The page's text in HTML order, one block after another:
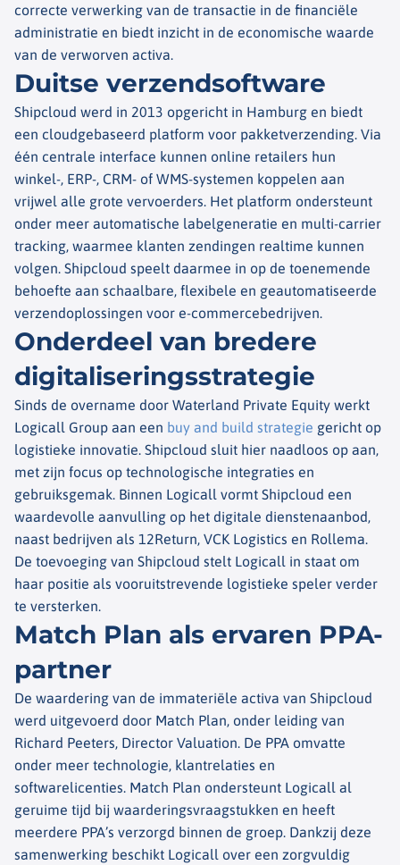
correcte verwerking van de transactie in de financiële
administratie en biedt inzicht in de economische waarde
van de verworven activa.
Duitse verzendsoftware
Shipcloud werd in 2013 opgericht in Hamburg en biedt
een cloudgebaseerd platform voor pakketverzending. Via
één centrale interface kunnen online retailers hun
winkel-, ERP-, CRM- of WMS-systemen koppelen aan
vrijwel alle grote vervoerders. Het platform ondersteunt
onder meer automatische labelgeneratie en multi-carrier
tracking, waarmee klanten zendingen realtime kunnen
volgen. Shipcloud speelt daarmee in op de toenemende
behoefte aan schaalbare, flexibele en geautomatiseerde
verzendoplossingen voor e-commercebedrijven.
Onderdeel van bredere
digitaliseringsstrategie
Sinds de overname door Waterland Private Equity werkt
Logicall Group aan een buy and build strategie gericht op
logistieke innovatie. Shipcloud sluit hier naadloos op aan,
met zijn focus op technologische integraties en
gebruiksgemak. Binnen Logicall vormt Shipcloud een
waardevolle aanvulling op het digitale dienstenaanbod,
naast bedrijven als 12Return, VCK Logistics en Rollema.
De toevoeging van Shipcloud stelt Logicall in staat om
haar positie als vooruitstrevende logistieke speler verder
te versterken.
Match Plan als ervaren PPA-
partner
De waardering van de immateriële activa van Shipcloud
werd uitgevoerd door Match Plan, onder leiding van
Richard Peeters, Director Valuation. De PPA omvatte
onder meer technologie, klantrelaties en
softwarelicenties. Match Plan ondersteunt Logicall al
geruime tijd bij waarderingsvraagstukken en heeft
meerdere PPA’s verzorgd binnen de groep. Dankzij deze
samenwerking beschikt Logicall over een zorgvuldig